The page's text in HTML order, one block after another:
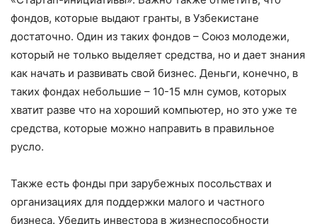
фондов, которые выдают гранты, в Узбекистане
достаточно. Один из таких фондов – Союз молодежи,
который не только выделяет средства, но и дает знания
как начать и развивать свой бизнес. Деньги, конечно, в
таких фондах небольшие – 10-15 млн сумов, которых
хватит разве что на хороший компьютер, но это уже те
средства, которые можно направить в правильное
русло.
Также есть фонды при зарубежных посольствах и
организациях для поддержки малого и частного
бизнеса. Убедить инвестора в жизнеспособности